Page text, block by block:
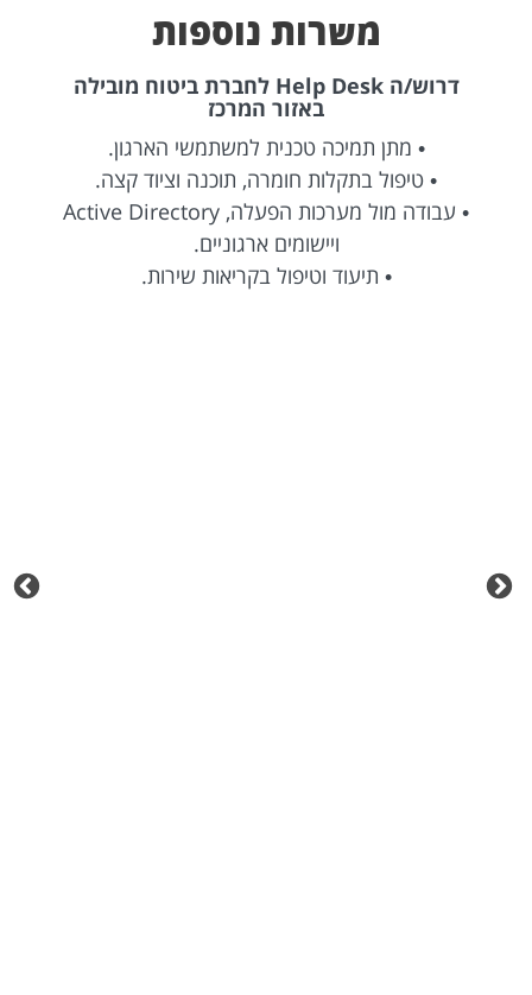
משרות נוספות
דרוש/ה Help Desk לחברת ביטוח מובילה
באזור המרכז
• מתן תמיכה טכנית למשתמשי הארגון.
• טיפול בתקלות חומרה, תוכנה וציוד קצה.
• עבודה מול מערכות הפעלה, Active Directory
ויישומים ארגוניים.
• תיעוד וטיפול בקריאות שירות.